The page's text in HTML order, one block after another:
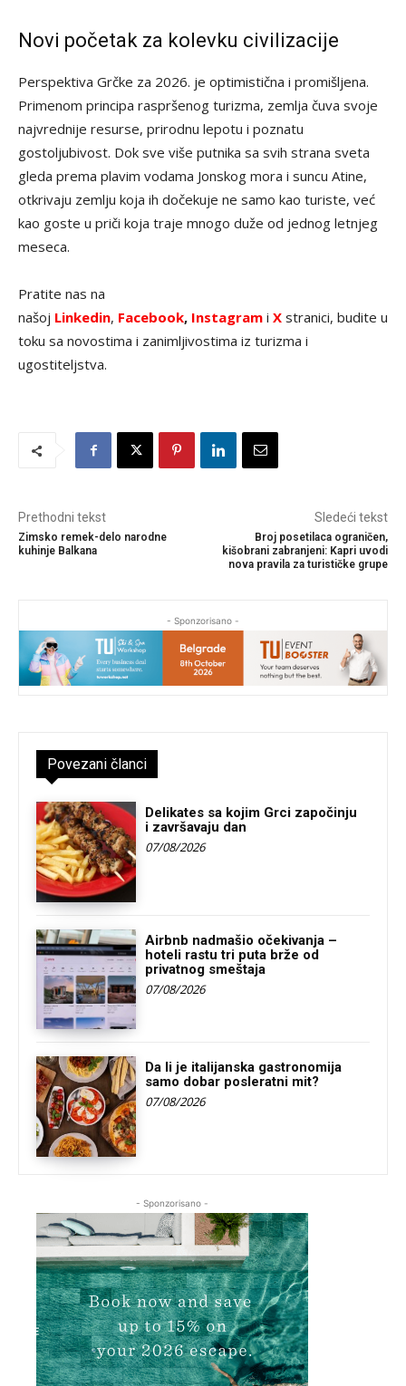
Novi početak za kolevku civilizacije
Perspektiva Grčke za 2026. je optimistična i promišljena.
Primenom principa raspršenog turizma, zemlja čuva svoje
najvrednije resurse, prirodnu lepotu i poznatu
gostoljubivost. Dok sve više putnika sa svih strana sveta
gleda prema plavim vodama Jonskog mora i suncu Atine,
otkrivaju zemlju koja ih dočekuje ne samo kao turiste, već
kao goste u priči koja traje mnogo duže od jednog letnjeg
meseca.
Pratite nas na
našoj Linkedin, Facebook, Instagram i X stranici, budite u
toku sa novostima i zanimljivostima iz turizma i
ugostiteljstva.
Prethodni tekst
Zimsko remek-delo narodne
kuhinje Balkana
Sledeći tekst
Broj posetilaca ograničen,
kišobrani zabranjeni: Kapri uvodi
nova pravila za turističke grupe
- Sponzorisano -
Povezani članci
Delikates sa kojim Grci započinju
i završavaju dan
07/08/2026
Airbnb nadmašio očekivanja –
hoteli rastu tri puta brže od
privatnog smeštaja
07/08/2026
Da li je italijanska gastronomija
samo dobar posleratni mit?
07/08/2026
- Sponzorisano -